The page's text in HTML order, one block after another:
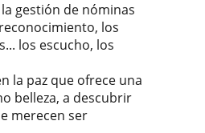
gestión de nóminas
los
los escucho, los
la paz que ofrece una
belleza, a descubrir
merecen ser